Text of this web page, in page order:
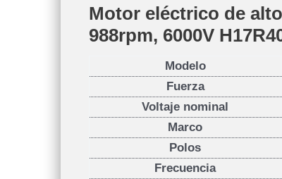
Motor eléctrico de
988rpm, 6000V
Modelo
Fuerza
Voltaje nominal
Marco
Polos
Frecuencia